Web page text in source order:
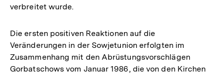
verbreitet wurde.
Die ersten positiven Reaktionen auf die
Veränderungen in der Sowjetunion erfolgten im
Zusammenhang mit den Abrüstungsvorschlägen
Gorbatschows vom Januar 1986, die von den Kirchen